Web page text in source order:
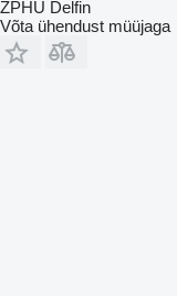
ZPHU Delfin
Võta ühendust müüjaga